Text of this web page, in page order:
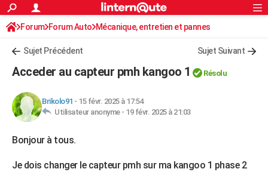
ACTUALITÉS
Politique
Société
Faits Divers
Education
Monde
Villes
+
Retraite
Impôts
Epargne
Immobilier
Risques naturels par ville
Banque
Assurance
Crédit
AUTO
HIGH-TECH
BRICOLAGE
Rechercher
S'inscrire
Connexion
Forum Forum Auto Mécanique, entretien et pannes
Sujet Précédent Sujet Suivant
Acceder au capteur pmh kangoo 1 Résolu
Brikolo91 - 15 févr. 2025 à 17:54
Utilisateur anonyme - 19 févr. 2025 à 21:03
Bonjour à tous.
Je dois changer le capteur pmh sur ma kangoo 1 phase 2